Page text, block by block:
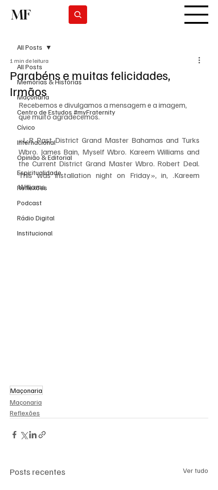
MF
All Posts
Memórias & Histórias
Maçonaria
Centro de Estudos #myFraternity
Cívico
Internacional
Opinião & Editorial
Espiritualidade
Reflexões
Podcast
Rádio Digital
Institucional
All Posts
Parabéns e muitas felicidades,
Irmãos
1 min de leitura
Recebemos e divulgamos a mensagem e a imagem,
que muito agradecemos.
«L-R Past District Grand Master Bahamas and Turks
Wbro. James Bain, Myself Wbro. Kareem Williams and
the Current District Grand Master Wbro. Robert Deal.
This was installation night on Friday», in, .Kareem
Williams
Maçonaria
Maçonaria
Reflexões
Posts recentes Ver tudo